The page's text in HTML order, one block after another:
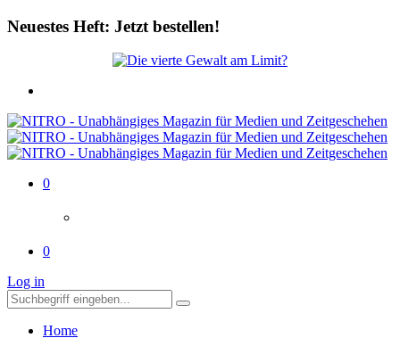
Neuestes Heft: Jetzt bestellen!
0
0
Log in
Home